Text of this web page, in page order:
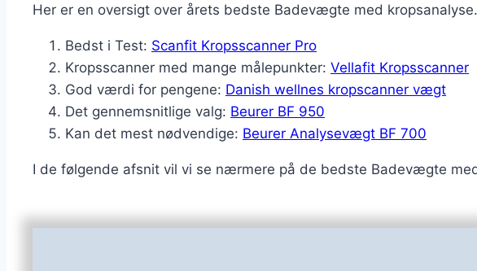
Her er en oversigt over årets bedste Badevægte med kropsanalyse.
Bedst i Test: Scanfit Kropsscanner Pro
Kropsscanner med mange målepunkter: Vellafit Kropsscanner
God værdi for pengene: Danish wellnes kropscanner vægt
Det gennemsnitlige valg: Beurer BF 950
Kan det mest nødvendige: Beurer Analysevægt BF 700
I de følgende afsnit vil vi se nærmere på de bedste Badevægte